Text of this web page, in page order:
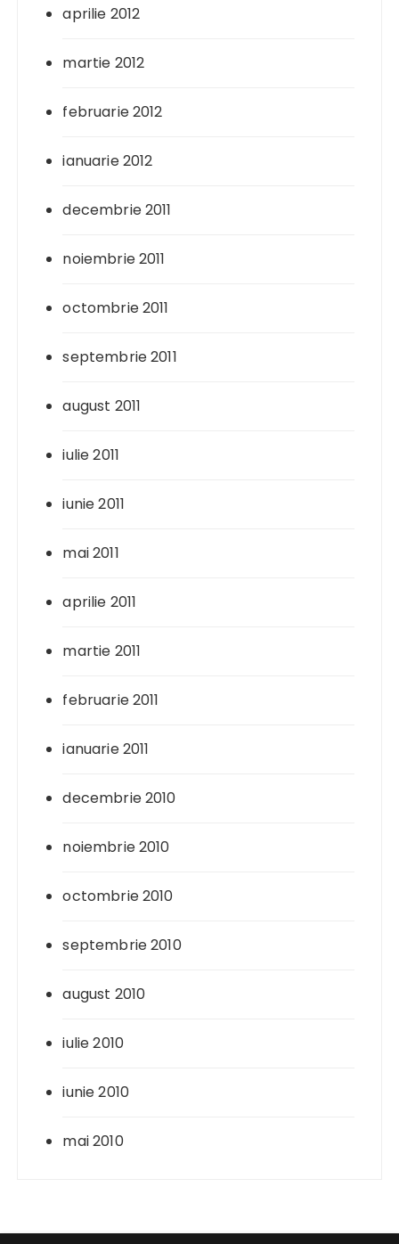
aprilie 2012
martie 2012
februarie 2012
ianuarie 2012
decembrie 2011
noiembrie 2011
octombrie 2011
septembrie 2011
august 2011
iulie 2011
iunie 2011
mai 2011
aprilie 2011
martie 2011
februarie 2011
ianuarie 2011
decembrie 2010
noiembrie 2010
octombrie 2010
septembrie 2010
august 2010
iulie 2010
iunie 2010
mai 2010